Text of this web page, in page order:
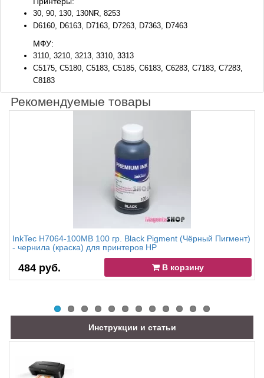
30, 90, 130, 130NR, 8253
D6160, D6163, D7163, D7263, D7363, D7463
МФУ:
3110, 3210, 3213, 3310, 3313
C5175, C5180, C5183, C5185, C6183, C6283, C7183, C7283,
C8183
Рекомендуемые товары
InkTec H7064-100MB 100 гр. Black Pigment (Чёрный Пигмент)
- чернила (краска) для принтеров HP
484 руб. В корзину
Инструкции и статьи